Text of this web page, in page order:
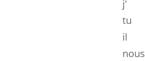
j'
tu
il
nous